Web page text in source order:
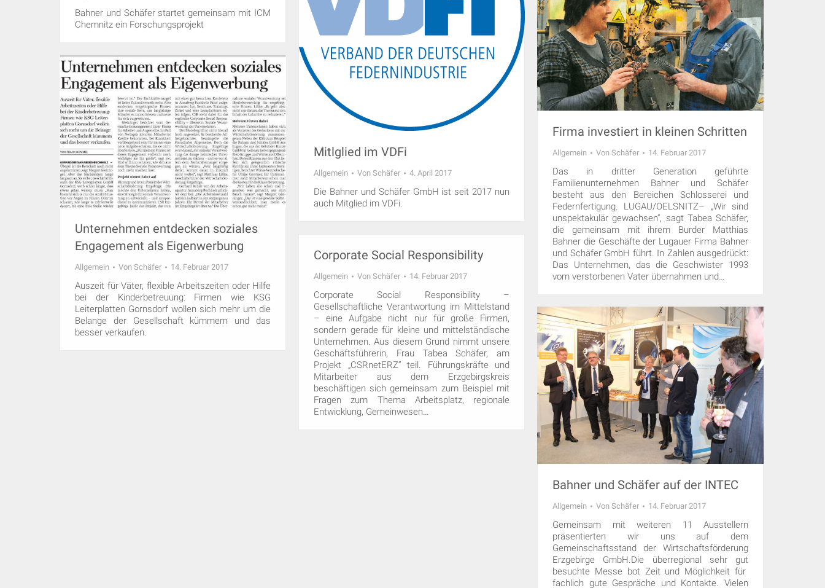
Bahner und Schäfer startet gemeinsam mit ICM
Chemnitz ein Forschungsprojekt
Mitlglied im VDFi
Allgemein Von Schäfer 4. April 2017
Die Bahner und Schäfer GmbH ist seit 2017 nun
auch Mitglied im VDFi.
Firma investiert in kleinen Schritten
Allgemein Von Schäfer 14. Februar 2017
Das in dritter Generation geführte
Familienunternehmen Bahner und Schäfer
besteht aus den Bereichen Schlosserei und
Federnfertigung. LUGAU/OELSNITZ– „Wir sind
unspektakulär gewachsen“, sagt Tabea Schäfer,
die gemeinsam mit ihrem Burder Matthias
Bahner die Geschäfte der Lugauer Firma Bahner
und Schäfer GmbH führt. In Zahlen ausgedrückt:
Das Unternehmen, das die Geschwister 1993
vom verstorbenen Vater übernahmen und…
Unternehmen entdecken soziales
Engagement als Eigenwerbung
Allgemein Von Schäfer 14. Februar 2017
Auszeit für Väter, flexible Arbeitszeiten oder Hilfe
bei der Kinderbetreuung: Firmen wie KSG
Leiterplatten Gornsdorf wollen sich mehr um die
Belange der Gesellschaft kümmern und das
besser verkaufen.
Corporate Social Responsibility
Allgemein Von Schäfer 14. Februar 2017
Corporate Social Responsibility –
Gesellschaftliche Verantwortung im Mittelstand
– eine Aufgabe nicht nur für große Firmen,
sondern gerade für kleine und mittelständische
Unternehmen. Aus diesem Grund nimmt unsere
Geschäftsführerin, Frau Tabea Schäfer, am
Projekt „CSRnetERZ“ teil. Führungskräfte und
Mitarbeiter aus dem Erzgebirgskreis
beschäftigen sich gemeinsam zum Beispiel mit
Fragen zum Thema Arbeitsplatz, regionale
Entwicklung, Gemeinwesen…
Bahner und Schäfer auf der INTEC
Allgemein Von Schäfer 14. Februar 2017
Gemeinsam mit weiteren 11 Ausstellern
präsentierten wir uns auf dem
Gemeinschaftsstand der Wirtschaftsförderung
Erzgebirge GmbH.Die überregional sehr gut
besuchte Messe bot Zeit und Möglichkeit für
fachlich gute Gespräche und Kontakte. Vielen